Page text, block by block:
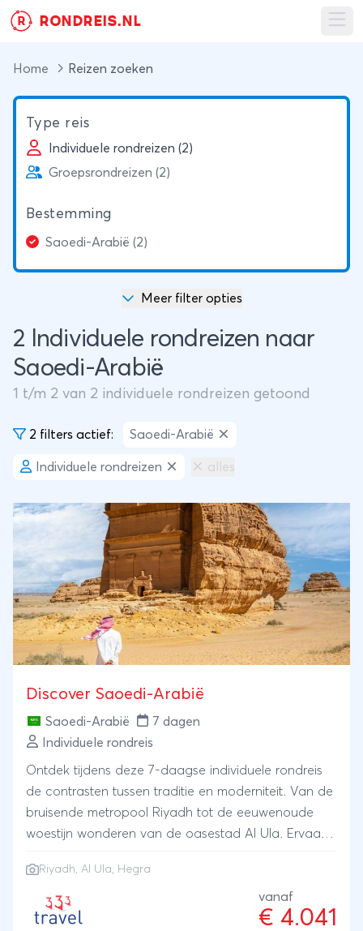
R RONDREIS.NL
Home Reizen zoeken
Type reis
Individuele rondreizen (2)
Groepsrondreizen (2)
Bestemming
Saoedi-Arabië (2)
Meer filter opties
2 Individuele rondreizen naar
Saoedi-Arabië
1 t/m 2 van 2 individuele rondreizen getoond
2 filters actief: Saoedi-Arabië
Individuele rondreizen alles
Discover Saoedi-Arabië
Saoedi-Arabië
7 dagen
Individuele rondreis
Ontdek tijdens deze 7-daagse individuele rondreis
de contrasten tussen traditie en moderniteit. Van de
bruisende metropool Riyadh tot de eeuwenoude
woestijn wonderen van de oasestad Al Ula. Ervaar
zandduinen in.
Riyadh, Al Ula, Hegra
vanaf
€ 4.041